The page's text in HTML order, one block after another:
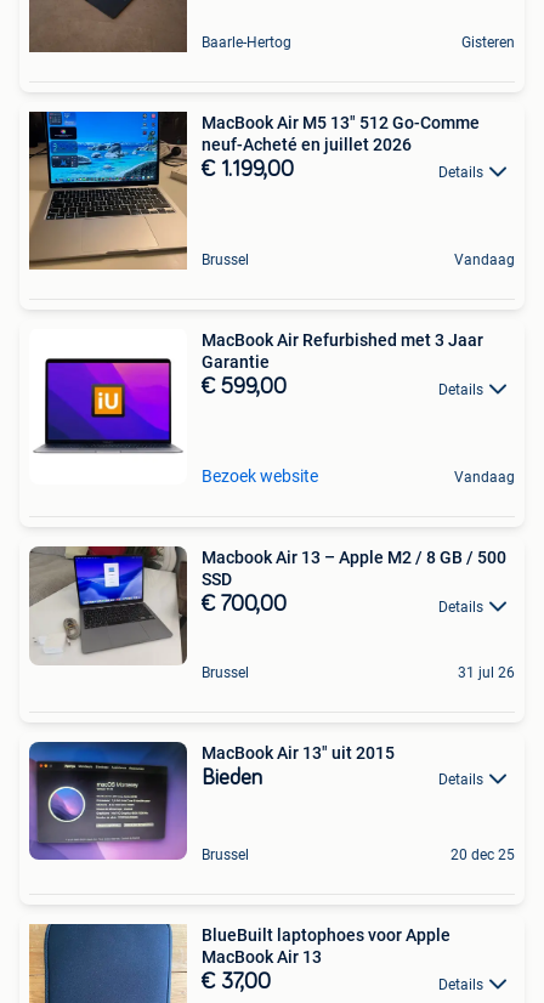
Baarle-Hertog Gisteren
MacBook Air M5 13" 512 Go-Comme
neuf-Acheté en juillet 2026
€ 1.199,00 Details
Brussel Vandaag
MacBook Air Refurbished met 3 Jaar
Garantie
€ 599,00 Details
Bezoek website Vandaag
Macbook Air 13 – Apple M2 / 8 GB / 500
SSD
€ 700,00 Details
Brussel 31 jul 26
MacBook Air 13" uit 2015
Bieden Details
Brussel 20 dec 25
BlueBuilt laptophoes voor Apple
MacBook Air 13
€ 37,00 Details